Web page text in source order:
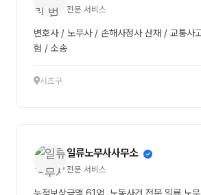
전문 서비스
변호사 / 노무사 / 손해사정사 산재 / 교통사
험 / 소송
서초구
일류노무사사무소
전문 서비스